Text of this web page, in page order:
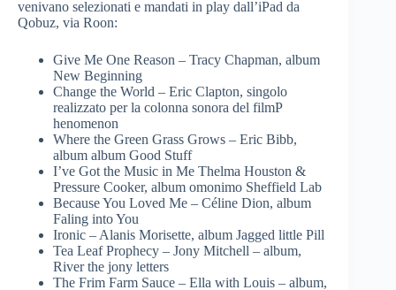
venivano selezionati e mandati in play dall’iPad da
Qobuz, via Roon:
Give Me One Reason – Tracy Chapman, album
New Beginning
Change the World – Eric Clapton, singolo
realizzato per la colonna sonora del filmP
henomenon
Where the Green Grass Grows – Eric Bibb,
album album Good Stuff
I’ve Got the Music in Me Thelma Houston &
Pressure Cooker, album omonimo Sheffield Lab
Because You Loved Me – Céline Dion, album
Faling into You
Ironic – Alanis Morisette, album Jagged little Pill
Tea Leaf Prophecy – Jony Mitchell – album,
River the jony letters
The Frim Farm Sauce – Ella with Louis – album,